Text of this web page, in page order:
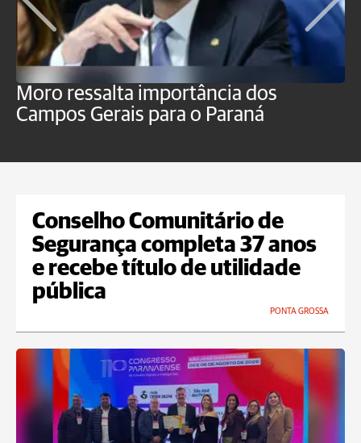
Moro ressalta importância dos
Campos Gerais para o Paraná
Conselho Comunitário de
Segurança completa 37 anos
e recebe título de utilidade
pública
PONTA GROSSA